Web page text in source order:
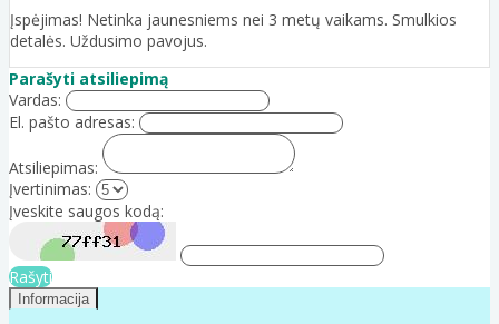
Įspėjimas! Netinka jaunesniems nei 3 metų vaikams. Smulkios
detalės. Uždusimo pavojus.
Parašyti atsiliepimą
Vardas:
El. pašto adresas:
Atsiliepimas:
Įvertinimas:
Įveskite saugos kodą:
Rašyti
Informacija